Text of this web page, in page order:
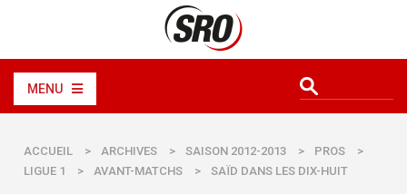
MENU
ACCUEIL > ARCHIVES > SAISON 2012-2013 > PROS
>
LIGUE 1
> AVANT-MATCHS > SAÏD DANS LES DIX-HUIT